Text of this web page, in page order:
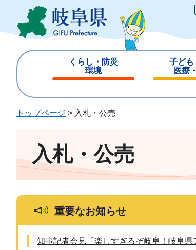
ジ
ュ
くらし・防災
環境
じ
子ども
医療
じ
トップページ > 入札・公売
入札・公売
重要なお知らせ
知事記者会見「楽しすぎるぞ岐阜！岐阜